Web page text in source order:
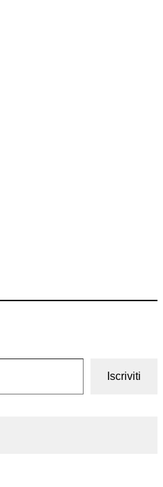
Iscriviti